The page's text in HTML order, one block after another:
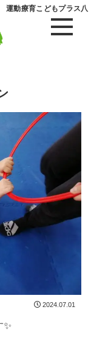
運動療育こどもプラス八
2024.07.01